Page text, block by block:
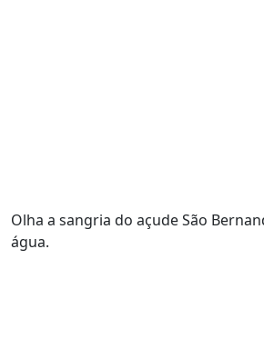
Olha a sangria do açude São
água.